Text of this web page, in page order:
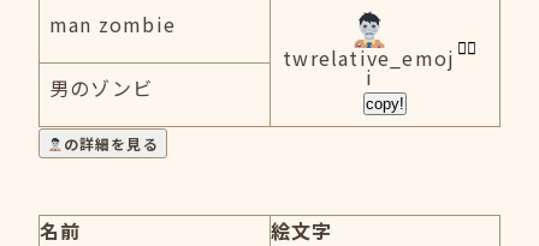
man zombie
twrelative_emoj
i
copy!
男のゾンビ
の詳細を見る
名前
絵文字